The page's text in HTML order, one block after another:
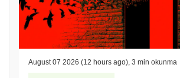
August 07 2026 (12 hours ago), 3 min okunma